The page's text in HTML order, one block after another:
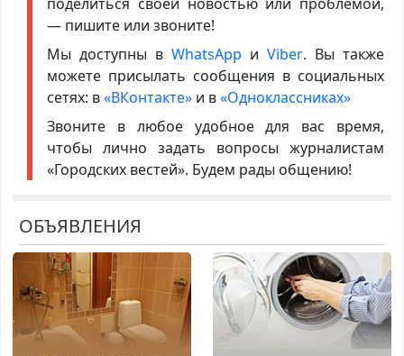
— пишите или звоните!
Мы доступны в WhatsApp иViber. Вы также
можете присылать сообщения в социальных
сетях: в«ВКонтакте»и в«Одноклассниках»
Звоните в любое удобное для вас время,
чтобы лично задать вопросы журналистам
«Городских вестей». Будем рады общению!
ОБЪЯВЛЕНИЯ